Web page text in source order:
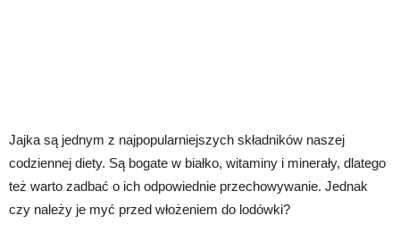
Jajka są jednym z najpopularniejszych składników naszej
codziennej diety. Są bogate w białko, witaminy i minerały, dlatego
też warto zadbać o ich odpowiednie przechowywanie. Jednak
czy należy je myć przed włożeniem do lodówki?